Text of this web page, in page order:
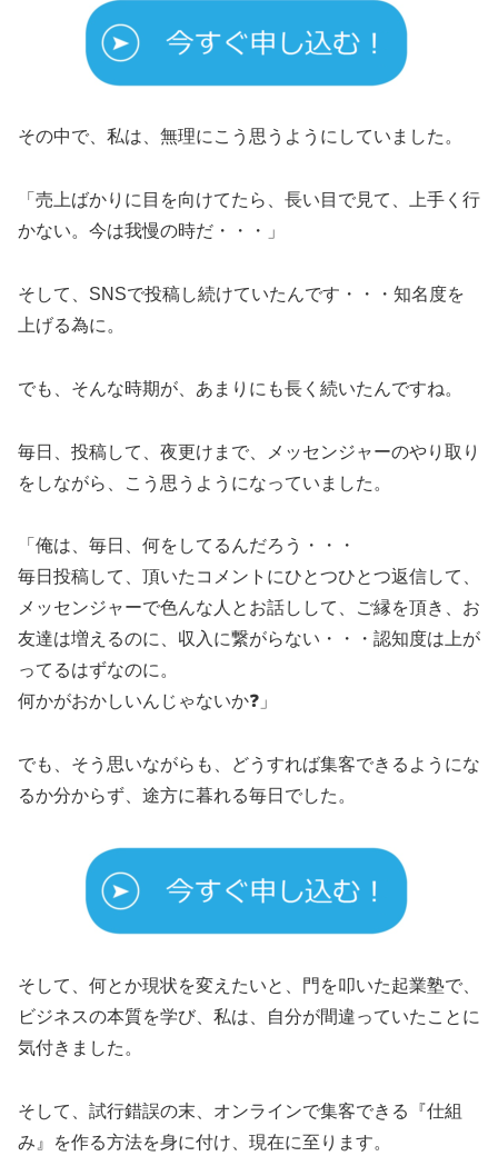
その中で、私は、無理にこう思うようにしていました。
「売上ばかりに目を向けてたら、長い目で見て、上手く行
かない。今は我慢の時だ・・・」
そして、SNSで投稿し続けていたんです・・・知名度を
上げる為に。
でも、そんな時期が、あまりにも長く続いたんですね。
毎日、投稿して、夜更けまで、メッセンジャーのやり取り
をしながら、こう思うようになっていました。
「俺は、毎日、何をしてるんだろう・・・
毎日投稿して、頂いたコメントにひとつひとつ返信して、
メッセンジャーで色んな人とお話しして、ご縁を頂き、お
友達は増えるのに、収入に繋がらない・・・認知度は上が
ってるはずなのに。
何かがおかしいんじゃないか❓」
でも、そう思いながらも、どうすれば集客できるようにな
るか分からず、途方に暮れる毎日でした。
そして、何とか現状を変えたいと、門を叩いた起業塾で、
ビジネスの本質を学び、私は、自分が間違っていたことに
気付きました。
そして、試行錯誤の末、オンラインで集客できる『仕組
み』を作る方法を身に付け、現在に至ります。